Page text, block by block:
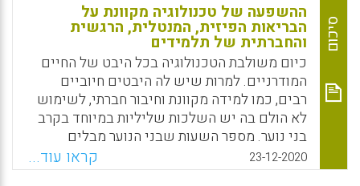
סיכום
ההשפעה של טכנולוגיה מקוונת על
הבריאות הפיזית, המנטלית, הרגשית
והחברתית של תלמידים
כיום משולבת הטכנולוגיה בכל היבט של החיים
המודרניים. למרות שיש לה היבטים חיוביים
רבים, כמו למידה מקוונת וחיבור חברתי, לשימוש
לא הולם בה יש השלכות שליליות במיוחד בקרב
בני נוער. מספר השעות שבני הנוער מבלים
בטכנולוגיות שונות הולך ועולה משנה לשנה והם
חשופים לאינטראקציות שליליות ברשת, כמו
23-12-2020 קראו עוד...